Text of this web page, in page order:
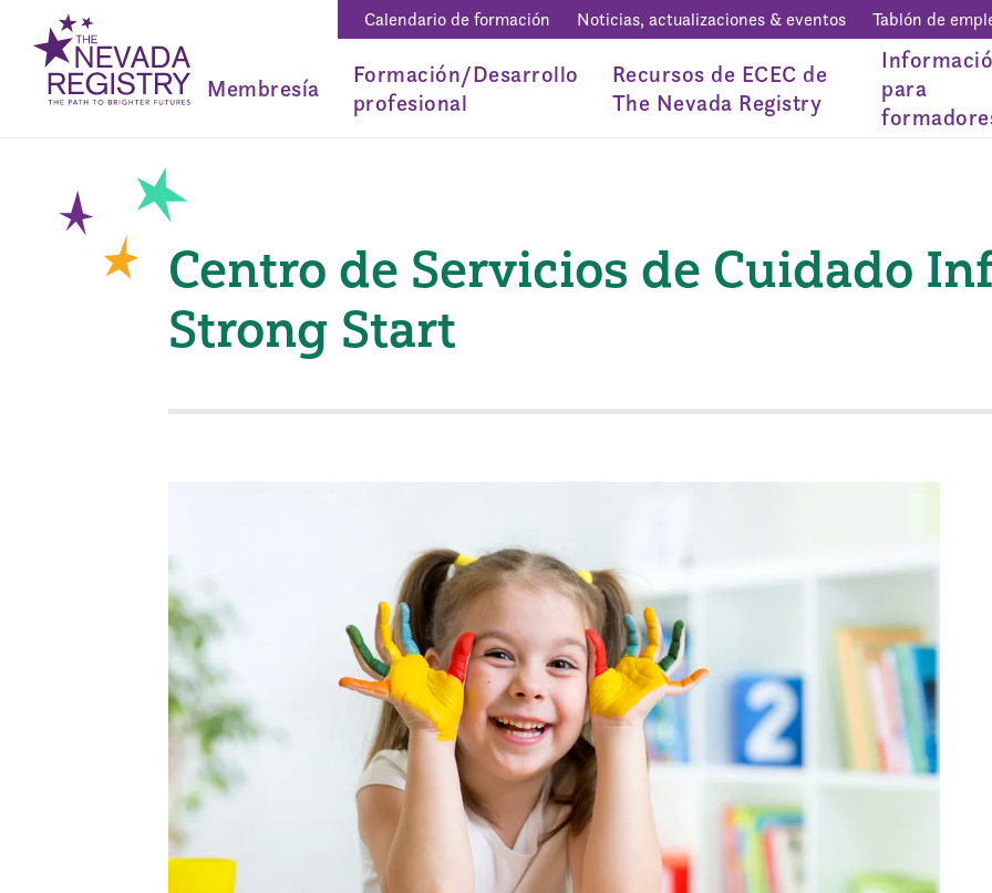
Calendario de formación Noticias, actualizaciones & eventos Tablón de
Membresía
Formación/Desarrollo
profesional
Recursos de ECEC de
The Nevada Registry
para
Centro de Servicios de Cuidado
Strong Start